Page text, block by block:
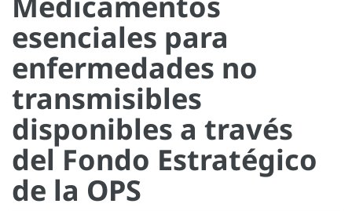
esenciales para
enfermedades no
transmisibles
disponibles a través
del Fondo Estratégico
de la OPS